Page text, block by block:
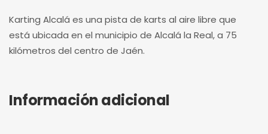
Karting Alcalá es una pista de karts al aire libre que
está ubicada en el municipio de Alcalá la Real, a 75
kilómetros del centro de Jaén.
Información adicional